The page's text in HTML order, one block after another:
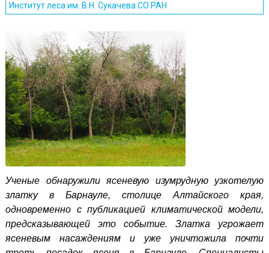
Институт леса им. В.Н. Сукачева СО РАН
Ученые обнаружили ясеневую изумрудную узкотелую
златку в Барнауле, столице Алтайского края,
одновременно с публикацией климатической модели,
предсказывающей это событие. Златка угрожает
ясеневым насаждениям и уже уничтожила почти